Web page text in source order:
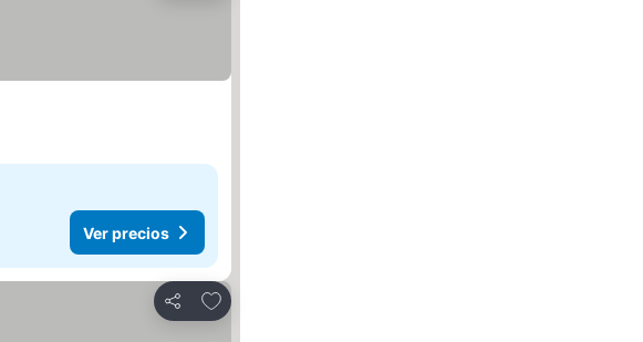
Ver precios
Compartir
Agregar a favoritos